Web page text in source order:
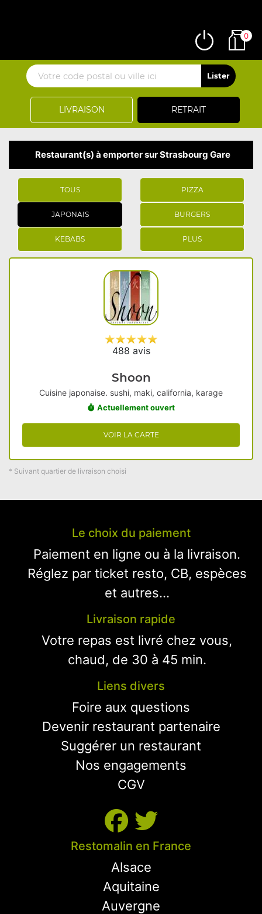
LIVRAISON RETRAIT
0
Restaurant(s) à emporter sur Strasbourg Gare
TOUS PIZZA
JAPONAIS BURGERS
KEBABS PLUS
488 avis
Shoon
Cuisine japonaise. sushi, maki, california, karage
Actuellement ouvert
VOIR LA CARTE
* Suivant quartier de livraison choisi
Le choix du paiement
Paiement en ligne ou à la livraison.
Réglez par ticket resto, CB, espèces
et autres...
Livraison rapide
Votre repas est livré chez vous,
chaud, de 30 à 45 min.
Liens divers
Foire aux questions
Devenir restaurant partenaire
Suggérer un restaurant
Nos engagements
CGV
Restomalin en France
Alsace
Aquitaine
Auvergne